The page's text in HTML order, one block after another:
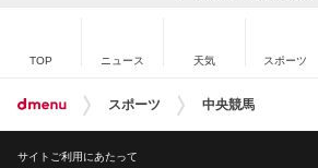
TOP ニュース 天気 スポーツ
スポーツ 中央競馬
サイトご利用にあたって